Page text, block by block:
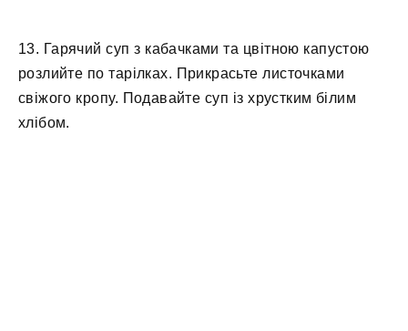
13. Гарячий суп з кабачками та цвітною капустою
розлийте по тарілках. Прикрасьте листочками
свіжого кропу. Подавайте суп із хрустким білим
хлібом.